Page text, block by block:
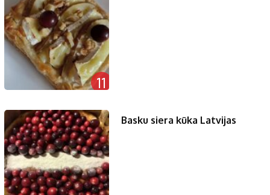
11
Basku siera kūka Latvijas